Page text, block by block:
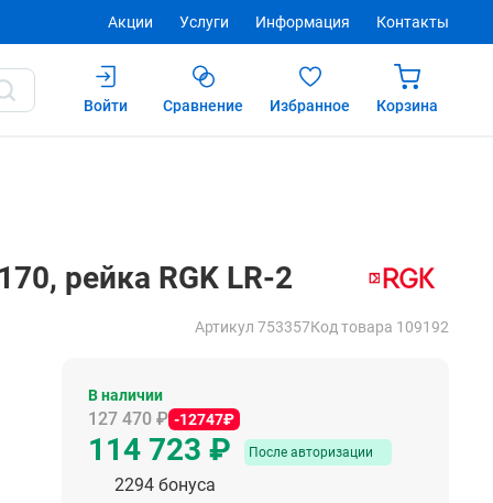
Акции Услуги Информация Контакты
Войти Сравнение Избранное Корзина
рейка RGK LR-2
Артикул 753357Код товара 109192
В наличии
127 470 ₽ -12747₽
114 723 ₽ После авторизации
2294 бонуса